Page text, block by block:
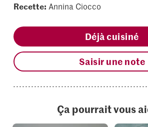
Recette: Annina Ciocco
Déjà cuisiné
Saisir une note
Ça pourrait vous